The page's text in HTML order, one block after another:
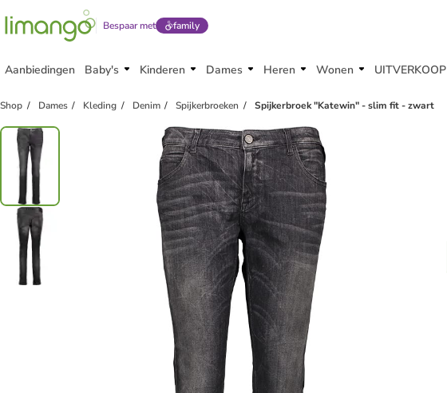
Bespaar met family
Aanbiedingen Baby's Kinderen Dames Heren Wonen UITVERKOOP
Shop Dames Kleding Denim Spijkerbroeken Spijkerbroek "Katewin" - slim fit - zwart